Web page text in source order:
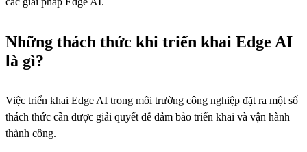
Những thách thức khi triển khai Edge AI
là gì?
Việc triển khai Edge AI trong môi trường công nghiệp đặt ra một số
thách thức cần được giải quyết để đảm bảo triển khai và vận hành
thành công.